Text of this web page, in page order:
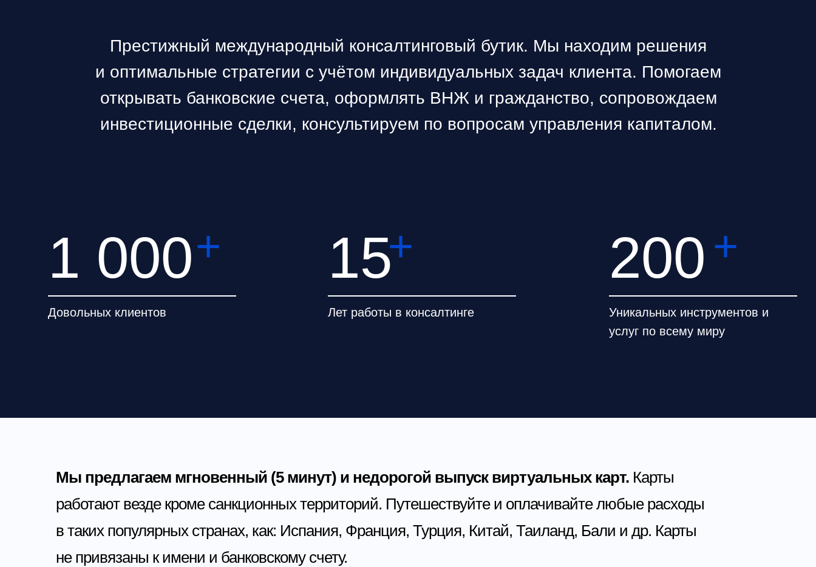
200 +
Уникальных инструментов и
услуг по всему миру
15+
Лет работы в консалтинге
1 000+
Довольных клиентов
Престижный международный консалтинговый бутик. Мы находим решения
и оптимальные стратегии с учётом индивидуальных задач клиента. Помогаем
открывать банковские счета, оформлять ВНЖ и гражданство, сопровождаем
инвестиционные сделки, консультируем по вопросам управления капиталом.
Мы предлагаем мгновенный (5 минут) и недорогой выпуск виртуальных карт. Карты
работают везде кроме санкционных территорий. Путешествуйте и оплачивайте любые расходы
в таких популярных странах, как: Испания, Франция, Турция, Китай, Таиланд, Бали и др. Карты
не привязаны к имени и банковскому счету.
Второе гражданство уже не роскошь,
а необходимый инструмент для современного
человека